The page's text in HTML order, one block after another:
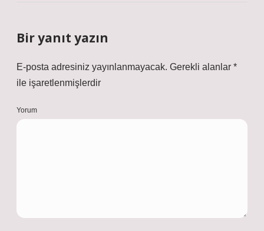
Bir yanıt yazın
E-posta adresiniz yayınlanmayacak. Gerekli alanlar *
ile işaretlenmişlerdir
Yorum